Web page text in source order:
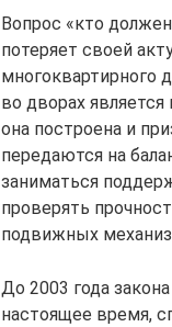
Вопрос «кто
потеряет своей
многоквартирного
во дворах
она построена и
передаются на
заниматься
проверять
подвижных
До 2003 года
настоящее время,